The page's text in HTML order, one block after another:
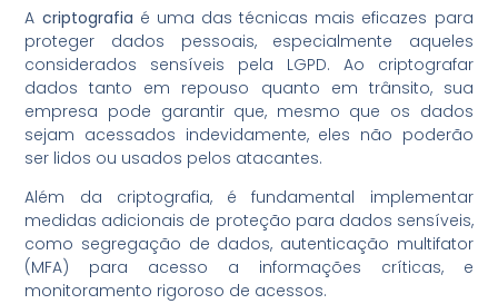
A criptografia é uma das técnicas mais eficazes para
proteger dados pessoais, especialmente aqueles
considerados sensíveis pela LGPD. Ao criptografar
dados tanto em repouso quanto em trânsito, sua
empresa pode garantir que, mesmo que os dados
sejam acessados indevidamente, eles não poderão
ser lidos ou usados pelos atacantes.
Além da criptografia, é fundamental implementar
medidas adicionais de proteção para dados sensíveis,
como segregação de dados, autenticação multifator
(MFA) para acesso a informações críticas, e
monitoramento rigoroso de acessos.